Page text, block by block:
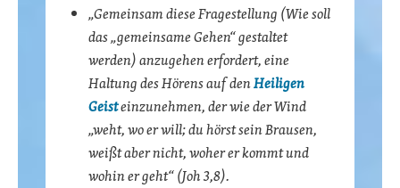
„Gemeinsam diese Fragestellung (Wie soll
das „gemeinsame Gehen“ gestaltet
werden) anzugehen erfordert, eine
Haltung des Hörens auf denHeiligen
Geisteinzunehmen, der wie der Wind
„weht, wo er will; du hörst sein Brausen,
weißt aber nicht, woher er kommt und
wohin er geht“ (Joh 3,8).